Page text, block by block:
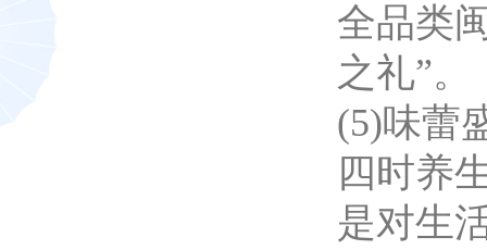
全品类
之礼”。
(5)味蕾
四时养
是对生